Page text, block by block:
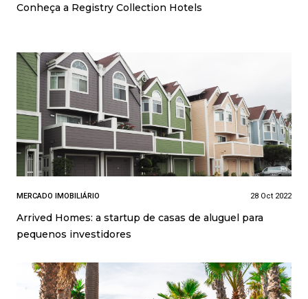
Conheça a Registry Collection Hotels
MERCADO IMOBILIÁRIO 28 Oct 2022
Arrived Homes: a startup de casas de aluguel para
pequenos investidores